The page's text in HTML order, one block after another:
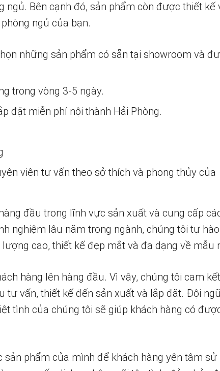
Bên cạnh đó, sản phẩm còn được thiết kế
ngủ của bạn.
những sản phẩm có sẵn tại showroom và
trong vòng 3-5 ngày.
đặt miễn phí nội thành Hải Phòng.
viên tư vấn theo sở thích và phong thủy của
đầu trong lĩnh vực sản xuất và cung cấp
nghiệm lâu năm trong ngành, chúng tôi tự hào
cao, thiết kế đẹp mắt và đa dạng về mẫu
hàng lên hàng đầu. Vì vậy, chúng tôi cam kết
tư vấn, thiết kế đến sản xuất và lắp đặt. Đội ngũ
tình của chúng tôi sẽ giúp khách hàng có
sản phẩm của mình để khách hàng yên tâm sử